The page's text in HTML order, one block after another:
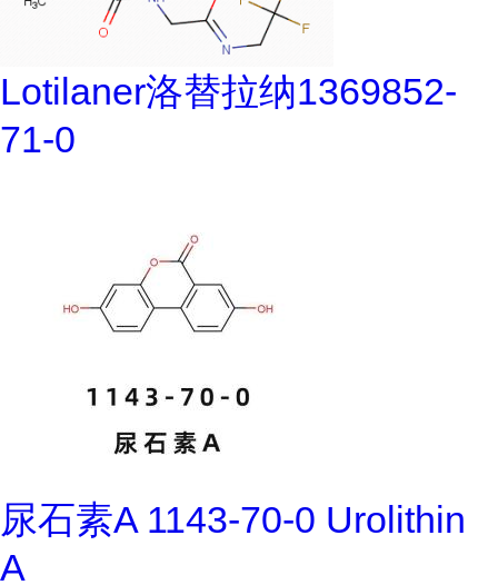
Lotilaner洛替拉纳1369852-
71-0
尿石素A 1143-70-0 Urolithin
A